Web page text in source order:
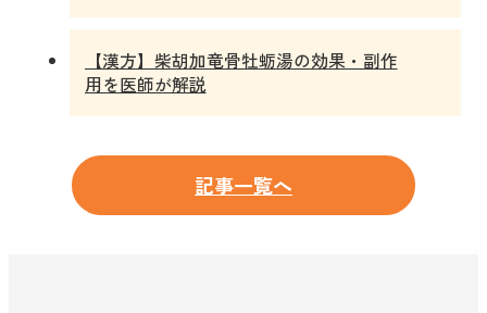
【漢方】柴胡加竜骨牡蛎湯の効果・副作
用を医師が解説
記事一覧へ